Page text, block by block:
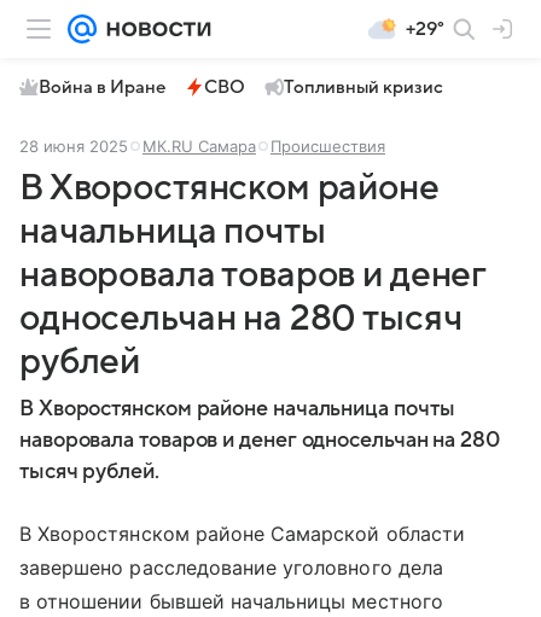
+29°
Война в Иране СВО Топливный кризис
28 июня 2025 МК.RU Самара Происшествия
В Хворостянском районе
начальница почты
наворовала товаров и денег
односельчан на 280 тысяч
рублей
В Хворостянском районе начальница почты
наворовала товаров и денег односельчан на 280
тысяч рублей.
В Хворостянском районе Самарской области
завершено расследование уголовного дела
в отношении бывшей начальницы местного